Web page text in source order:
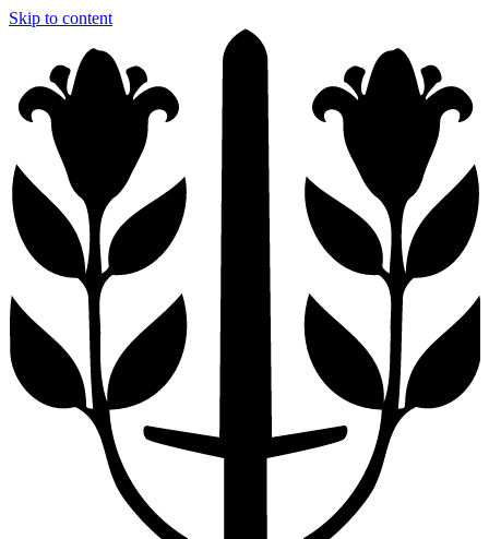
Skip to content